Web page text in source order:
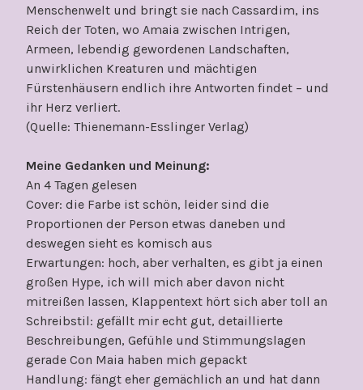
Menschenwelt und bringt sie nach Cassardim, ins
Reich der Toten, wo Amaia zwischen Intrigen,
Armeen, lebendig gewordenen Landschaften,
unwirklichen Kreaturen und mächtigen
Fürstenhäusern endlich ihre Antworten findet – und
ihr Herz verliert.
(Quelle: Thienemann-Esslinger Verlag)
Meine Gedanken und Meinung:
An 4 Tagen gelesen
Cover: die Farbe ist schön, leider sind die
Proportionen der Person etwas daneben und
deswegen sieht es komisch aus
Erwartungen: hoch, aber verhalten, es gibt ja einen
großen Hype, ich will mich aber davon nicht
mitreißen lassen, Klappentext hört sich aber toll an
Schreibstil: gefällt mir echt gut, detaillierte
Beschreibungen, Gefühle und Stimmungslagen
gerade Con Maia haben mich gepackt
Handlung: fängt eher gemächlich an und hat dann